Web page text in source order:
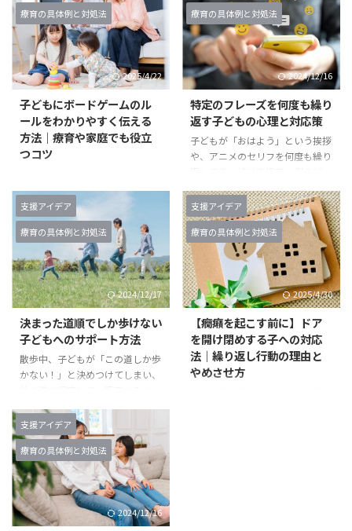
療育の具体例と対処法
2025/4/22
子どもにボードゲームのル
ールをわかりやすく伝える
方法｜療育や家庭でも役立
つコツ
う…」そんな悩みを解決！ 子ど
もと一緒にボードゲームを楽しも
うと思ったのに、「ルールがわか
らない」「難しい」と言われて、
ゲームが始まる前に雰囲気が悪く
なってしまった経験はありません
か？ 実は、子どもがボードゲー
ムを楽しめるかどうかは「ルール
の伝え方」にかかっていると言っ
ても過言ではありません。 この
記事では、療育の現場でも実践し
ている「子どもにルールをわかり
やすく伝えるための工夫」を3つ
す。 なぜボードゲームが療育に
最適なのか？楽しみながら学べる
6 ...
療育の具体例と対処法
2024/12/16
特定のフレーズを何度も繰り
返す子どもの心理と対応策
子どもが「おはよう」という挨拶
や、アニメのセリフを何度も繰り
り返したり、お気に入りのアニメ
キャラクターのセリフを声に出し
て言い続けます。親が「もう分か
ったよ」と言っても止める気配が
なく、最終的には「まだ言いた
い！」と癇癪を起こすことも。こ
のような状況では、親は「どう対
うことが多いです。 1. 子どもが
フレーズを繰り返す原因を理解す
る 特定のフレーズを何度も言い
続ける行動には、子どもの発達段
支援アイデア
療育の具体例と対処法
2024/12/17
決まった道順でしか歩けない
子どもへのサポート方法
散歩中、子どもが「この道しか歩
かない！」と決めつけてしまい、
とで安心感を得ている一方で、親
としては「どうして別の道がダメ
なの？」と戸惑い、困ることもあ
るでしょう。 この記事では、子
どもが決まった道順にこだわる理
由を理解し、そのこだわりに寄り
添いながら柔軟な対応ができる方
支援アイデア
療育の具体例と対処法
2025/4/30
【癇癪を起こす前に】ドア
を開け閉めする子への対応
法｜繰り返し行動の理由と
やめさせ方
支援アイデア
療育の具体例と対処法
2024/12/16